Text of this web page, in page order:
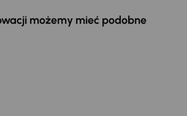
możemy mieć podobne